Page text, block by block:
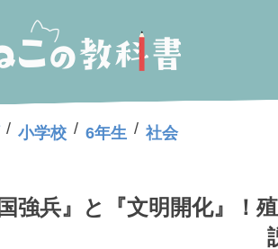
/ 小学校 / 6年生 / 社会
国強兵』と『文明開化』！